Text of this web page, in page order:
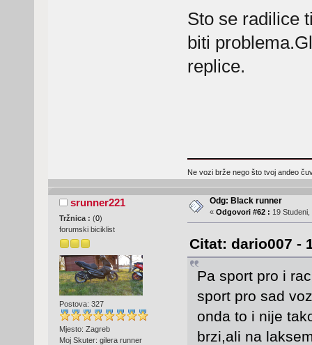
Sto se radilice
biti
replice.
Ne vozi brže nego što tvoj andeo
srunner221
Tržnica : (0)
forumski biciklist
Postova: 327
Mjesto: Zagreb
Moj Skuter: gilera runner
Odg: Black runner
« Odgovori #62 : 19
Citat: dario007 -
Pa sport pro i
sport pro sad
onda to i nije
brzi,ali na